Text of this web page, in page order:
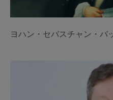
ヨハン・セバスチャン・バ